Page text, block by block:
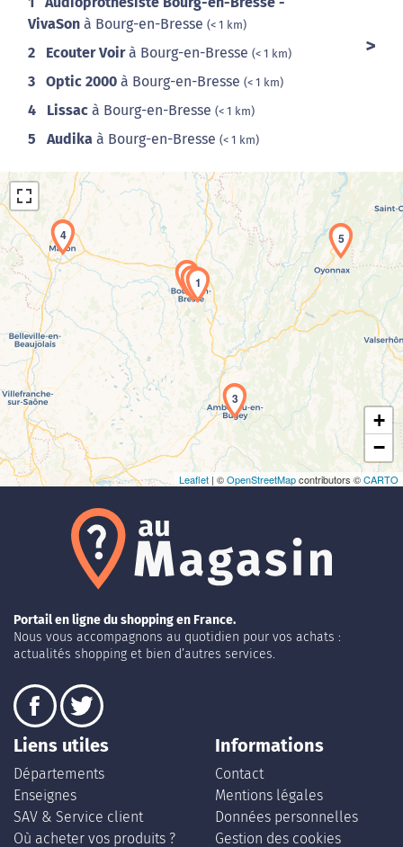
VivaSon à Bourg-en-Bresse (< 1 km)
2 Ecouter Voirà Bourg-en-Bresse (< 1 km)
3 Optic 2000 à Bourg-en-Bresse (< 1 km)
4 Lissac à Bourg-en-Bresse (< 1 km)
5 Audika à Bourg-en-Bresse (< 1 km)
Chargement de la carte en cours...
1
2
3
4 5
+
−
Leaflet | ©OpenStreetMapcontributors ©CARTO
Portail en ligne du shopping en France.
Nous vous accompagnons au quotidien pour vos achats :
actualités shopping et bien d’autres services.
Liens utiles
Départements
Enseignes
SAV & Service client
Où acheter vos produits ?
Informations
Contact
Mentions légales
Données personnelles
Gestion des cookies